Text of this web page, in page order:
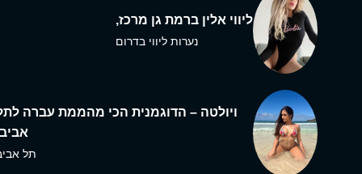
ליווי אלין ברמת גן מרכז,
נערות ליווי בדרום
ויולטה – הדוגמנית הכי מהממת עברה
תל